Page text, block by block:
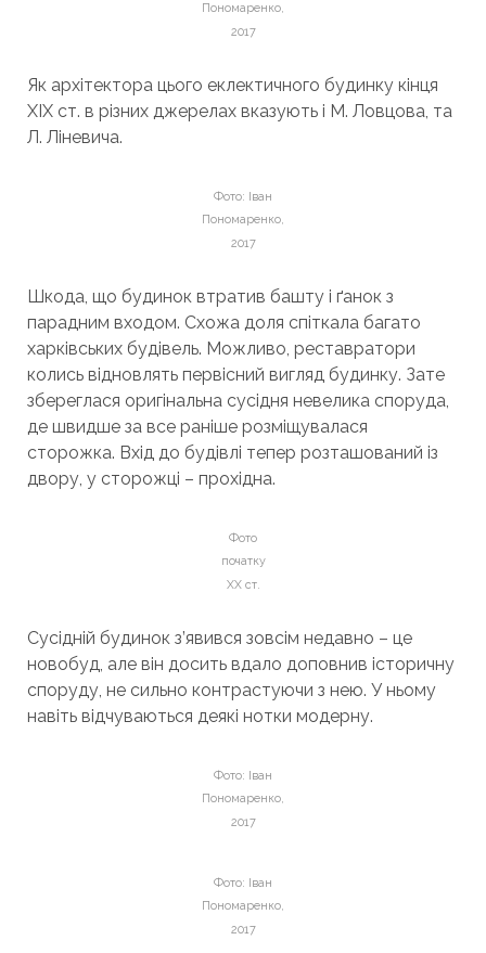
Пономаренко,
2017
Як архітектора цього еклектичного будинку кінця
ХIX ст. в різних джерелах вказують і М. Ловцова, та
Л. Ліневича.
Фото: Іван
Пономаренко,
2017
Шкода, що будинок втратив башту і ґанок з
парадним входом. Схожа доля спіткала багато
харківських будівель. Можливо, реставратори
колись відновлять первісний вигляд будинку. Зате
збереглася оригінальна сусідня невелика споруда,
де швидше за все раніше розміщувалася
сторожка. Вхід до будівлі тепер розташований із
двору, у сторожці – прохідна.
Фото
початку
ХХ ст.
Сусідній будинок з’явився зовсім недавно – це
новобуд, але він досить вдало доповнив історичну
споруду, не сильно контрастуючи з нею. У ньому
навіть відчуваються деякі нотки модерну.
Фото: Іван
Пономаренко,
2017
Фото: Іван
Пономаренко,
2017